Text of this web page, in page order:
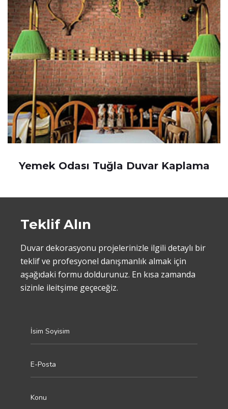
Yemek Odası Tuğla Duvar Kaplama
Teklif Alın
Duvar dekorasyonu projelerinizle ilgili detaylı bir
teklif ve profesyonel danışmanlık almak için
aşağıdaki formu doldurunuz. En kısa zamanda
sizinle ileitşime geçeceğiz.